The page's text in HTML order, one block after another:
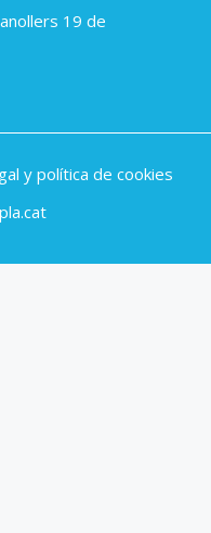
19 de
y política de cookies